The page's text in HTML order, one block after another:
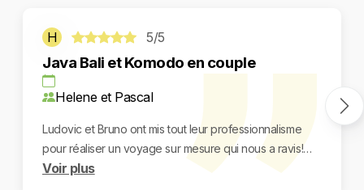
H 5/5
Java Bali et Komodo en couple
Helene et Pascal
Ludovic et Bruno ont mis tout leur professionnalisme
pour réaliser un voyage sur mesure qui nous a ravis!
3 semaines
Voir plus